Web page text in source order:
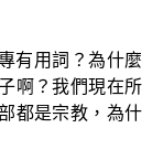
有用詞？為什麼
啊？我們現在所
都是宗教，為什